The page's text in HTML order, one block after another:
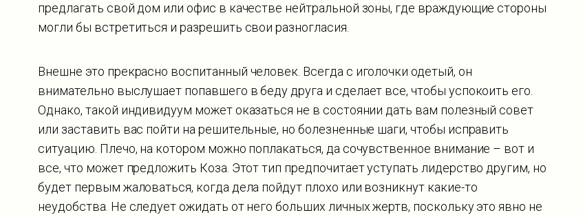
предлагать свой дом или офис в качестве нейтральной зоны, где враждующие стороны
могли бы встретиться и разрешить свои разногласия.
Внешне это прекрасно воспитанный человек. Всегда с иголочки одетый, он
внимательно выслушает попавшего в беду друга и сделает все, чтобы успокоить его.
Однако, такой индивидуум может оказаться не в состоянии дать вам полезный совет
или заставить вас пойти на решительные, но болезненные шаги, чтобы исправить
ситуацию. Плечо, на котором можно поплакаться, да сочувственное внимание – вот и
все, что может предложить Коза. Этот тип предпочитает уступать лидерство другим, но
будет первым жаловаться, когда дела пойдут плохо или возникнут какие-то
неудобства. Не следует ожидать от него больших личных жертв, поскольку это явно не